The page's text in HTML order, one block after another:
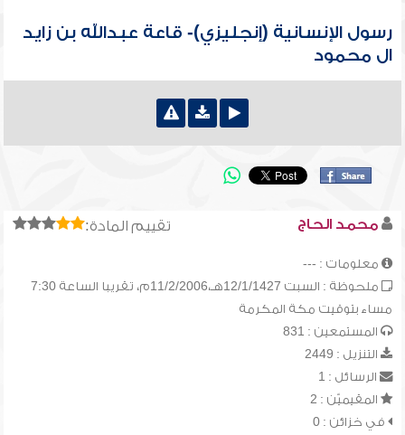
رسول الإنسانية (إنجليزي)- قاعة عبدالله بن زايد
ال محمود
تقييم المادة: محمد الحاج
معلومات : ---
ملحوظة : السبت 12/1/1427هـ،11/2/2006م، تقريبا الساعة 7:30
مساء بتوقيت مكة المكرمة
المستمعين : 831
التنزيل : 2449
الرسائل : 1
المقيميّن : 2
في خزائن : 0